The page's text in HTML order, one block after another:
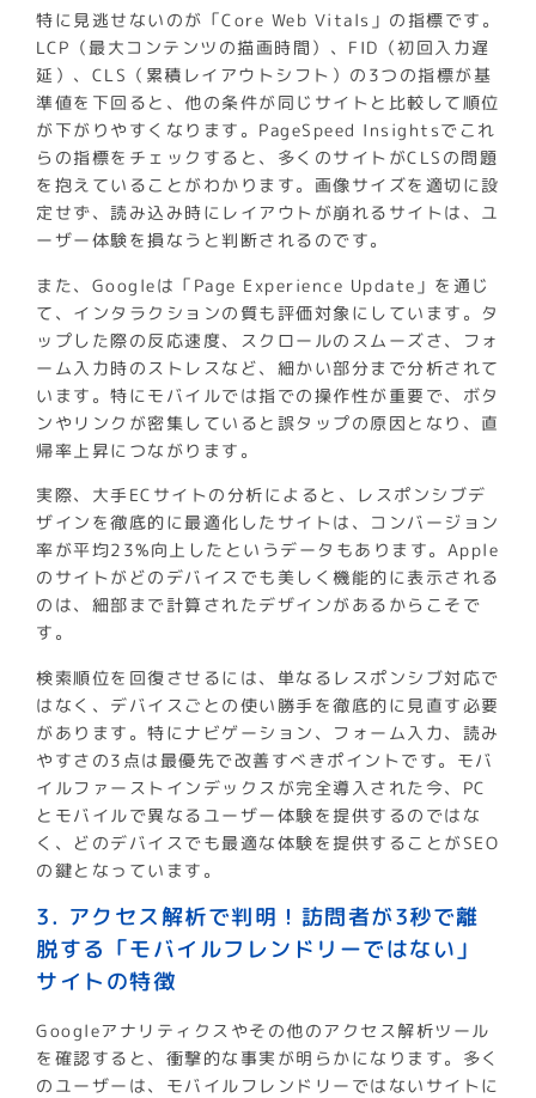
特に見逃せないのが「Core Web Vitals」の指標です。
LCP（最大コンテンツの描画時間）、FID（初回入力遅
延）、CLS（累積レイアウトシフト）の3つの指標が基
準値を下回ると、他の条件が同じサイトと比較して順位
が下がりやすくなります。PageSpeed Insightsでこれ
らの指標をチェックすると、多くのサイトがCLSの問題
を抱えていることがわかります。画像サイズを適切に設
定せず、読み込み時にレイアウトが崩れるサイトは、ユ
ーザー体験を損なうと判断されるのです。
また、Googleは「Page Experience Update」を通じ
て、インタラクションの質も評価対象にしています。タ
ップした際の反応速度、スクロールのスムーズさ、フォ
ーム入力時のストレスなど、細かい部分まで分析されて
います。特にモバイルでは指での操作性が重要で、ボタ
ンやリンクが密集していると誤タップの原因となり、直
帰率上昇につながります。
実際、大手ECサイトの分析によると、レスポンシブデ
ザインを徹底的に最適化したサイトは、コンバージョン
率が平均23%向上したというデータもあります。Apple
のサイトがどのデバイスでも美しく機能的に表示される
のは、細部まで計算されたデザインがあるからこそで
す。
検索順位を回復させるには、単なるレスポンシブ対応で
はなく、デバイスごとの使い勝手を徹底的に見直す必要
があります。特にナビゲーション、フォーム入力、読み
やすさの3点は最優先で改善すべきポイントです。モバ
イルファーストインデックスが完全導入された今、PC
とモバイルで異なるユーザー体験を提供するのではな
く、どのデバイスでも最適な体験を提供することがSEO
の鍵となっています。
3. アクセス解析で判明！訪問者が3秒で離
脱する「モバイルフレンドリーではない」
サイトの特徴
Googleアナリティクスやその他のアクセス解析ツール
を確認すると、衝撃的な事実が明らかになります。多く
のユーザーは、モバイルフレンドリーではないサイトに